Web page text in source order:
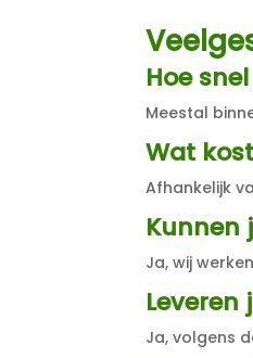
Hoe
Meestal
Wat
Afhankelijk
Kunnen
Ja, wij
Leveren
Ja, volgens